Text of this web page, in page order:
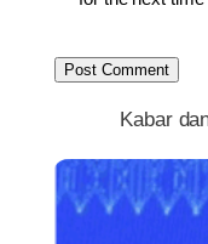
Kabar